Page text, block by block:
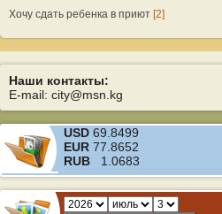
Хочу сдать ребенка в приют [2]
Наши контакты:
E-mail: city@msn.kg
USD 69.8499
EUR 77.8652
RUB 1.0683